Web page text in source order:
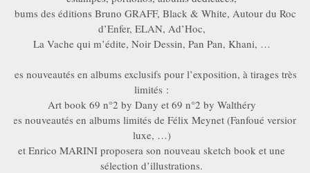
albums des éditions Bruno GRAFF, Black & White, Autour du Roc
d’Enfer, ELAN, Ad’Hoc,
La Vache qui m’édite, Noir Dessin, Pan Pan, Khani, …
Des nouveautés en albums exclusifs pour l’exposition, à tirages très
limités :
Art book 69 n°2 by Dany et 69 n°2 by Walthéry
Des nouveautés en albums limités de Félix Meynet (Fanfoué version
luxe, …)
et Enrico MARINI proposera son nouveau sketch book et une
sélection d’illustrations.